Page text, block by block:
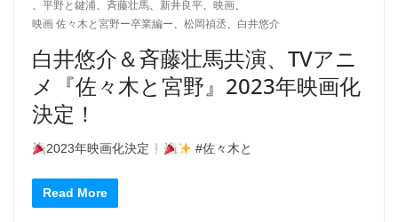
、 平野と鍵浦、 斉藤壮馬、 新井良平、 映画、
映画 佐々木と宮野ー卒業編ー、 松岡禎丞、 白井悠介
白井悠介＆斉藤壮馬共演、TVアニ
メ『佐々木と宮野』2023年映画化
決定！
2023年映画化決定 #佐々木と
Read More